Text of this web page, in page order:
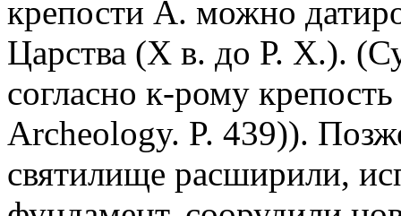
крепости А. можно
Царства (X в. до Р. Х.).
согласно к-рому
Archeology. P. 439)).
святилище расширили,